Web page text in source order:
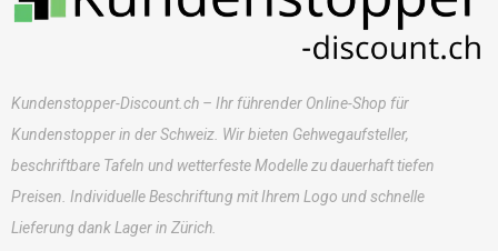
Kundenstopper-Discount.ch – Ihr führender Online-Shop für
Kundenstopper in der Schweiz. Wir bieten Gehwegaufsteller,
beschriftbare Tafeln und wetterfeste Modelle zu dauerhaft tiefen
Preisen. Individuelle Beschriftung mit Ihrem Logo und schnelle
Lieferung dank Lager in Zürich.